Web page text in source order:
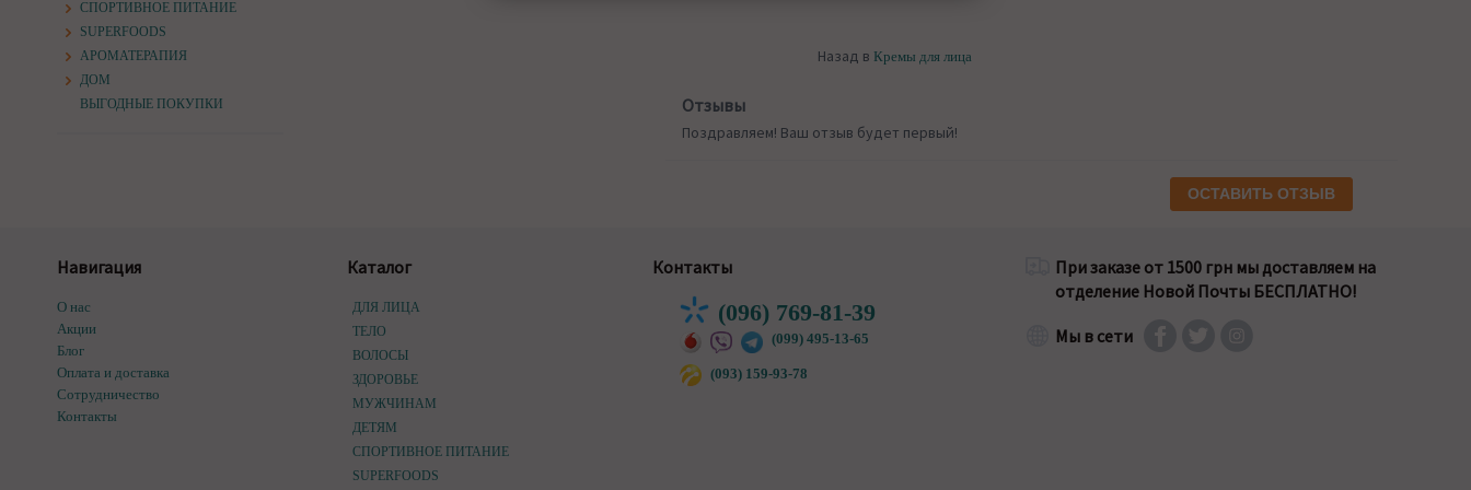
СПОРТИВНОЕ ПИТАНИЕ
SUPERFOODS
АРОМАТЕРАПИЯ
ДОМ
ВЫГОДНЫЕ ПОКУПКИ
Назад в Кремы для лица
Отзывы
Поздравляем! Ваш отзыв будет первый!
ОСТАВИТЬ ОТЗЫВ
Навигация
О нас
Акции
Блог
Оплата и доставка
Сотрудничество
Контакты
Каталог
ДЛЯ ЛИЦА
ТЕЛО
ВОЛОСЫ
ЗДОРОВЬЕ
МУЖЧИНАМ
ДЕТЯМ
СПОРТИВНОЕ ПИТАНИЕ
SUPERFOODS
Контакты
(096) 769-81-39
(099) 495-13-65
(093) 159-93-78
При заказе от 1500 грн мы доставляем на
отделение Новой Почты БЕСПЛАТНО!
Мы в сети